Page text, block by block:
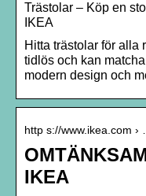
Trästolar – Köp en
IKEA
Hitta trästolar för alla
tidlös och kan
modern design och
http s://www.ikea.com ›
IKEA